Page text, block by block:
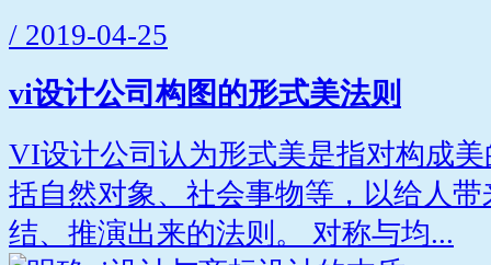
/ 2019-04-25
vi设计公司构图的形式美法则
VI设计公司认为形式美是指对构成
括自然对象、社会事物等，以给人
结、推演出来的法则。 对称与均...